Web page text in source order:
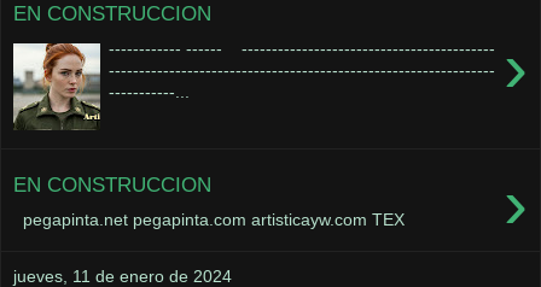
EN CONSTRUCCION
›
------------ ------ ------------------------------------------
----------------------------------------------------------------
-----------...
EN CONSTRUCCION ›
pegapinta.net pegapinta.com artisticayw.com TEX
jueves, 11 de enero de 2024